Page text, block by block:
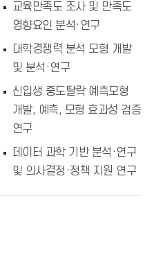
교육만족도 조사 및 만족도
영향요인 분석·연구
대학경쟁력 분석 모형 개발
및 분석·연구
신입생 중도탈락 예측모형
개발, 예측, 모형 효과성 검증
연구
데이터 과학 기반 분석·연구
및 의사결정·정책 지원 연구